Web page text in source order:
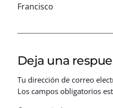
Francisco
Deja una
Tu dirección de correo
Los campos obligatorios